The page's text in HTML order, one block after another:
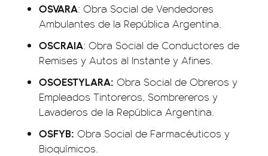
OSVARA: Obra Social de Vendedores
Ambulantes de la República Argentina.
OSCRAIA: Obra Social de Conductores de
Remises y Autos al Instante y Afines.
OSOESTYLARA: Obra Social de Obreros y
Empleados Tintoreros, Sombrereros y
Lavaderos de la República Argentina.
OSFYB: Obra Social de Farmacéuticos y
Bioquímicos.